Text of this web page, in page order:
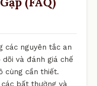
các nguyên tắc an
và đánh giá chế
cùng cần thiết.
bất thường và